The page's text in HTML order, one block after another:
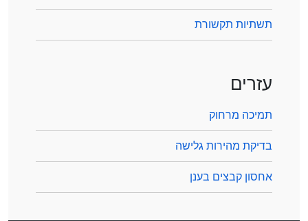
תשתיות תקשורת
עזרים
תמיכה מרחוק
בדיקת מהירות גלישה
אחסון קבצים בענן